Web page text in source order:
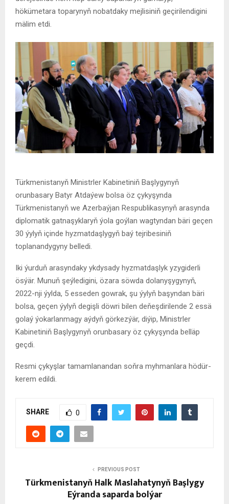
hökümetara toparynyň nobatdaky mejlisiniň geçirilendigini
mälim etdi.
Türkmenistanyň Ministrler Kabinetiniň Başlygynyň
orunbasary Batyr Atdaýew bolsa öz çykyşynda
Türkmenistanyň we Azerbaýjan Respublikasynyň arasynda
diplomatik gatnaşyklaryň ýola goýlan wagtyndan bäri geçen
30 ýylyň içinde hyzmatdaşlygyň baý tejribesiniň
toplanandygyny belledi.
Iki ýurduň arasyndaky ykdysady hyzmatdaşlyk yzygiderli
ösýär. Munuň şeýledigini, özara söwda dolanyşygynyň,
2022-nji ýylda, 5 esseden gowrak, şu ýylyň başyndan bäri
bolsa, geçen ýylyň degişli döwri bilen deňeşdirilende 2 essä
golaý ýokarlanmagy aýdyň görkezýär, diýip, Ministrler
Kabinetiniň Başlygynyň orunbasary öz çykyşynda belläp
geçdi.
Resmi çykyşlar tamamlanandan soňra myhmanlara hödür-
kerem edildi.
SHARE 0
PREVIOUS POST
Türkmenistanyň Halk Maslahatynyň Başlygy
Eýranda saparda bolýar